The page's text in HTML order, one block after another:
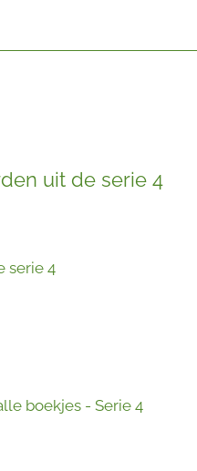
uit de serie 4
serie 4
boekjes - Serie 4